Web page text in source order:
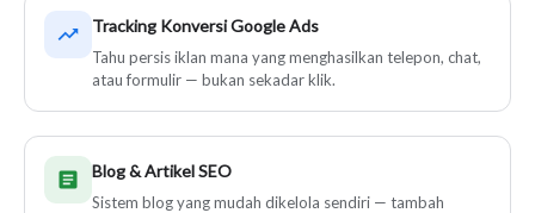
Tracking Konversi Google Ads
Tahu persis iklan mana yang menghasilkan telepon, chat,
atau formulir — bukan sekadar klik.
Blog & Artikel SEO
Sistem blog yang mudah dikelola sendiri — tambah